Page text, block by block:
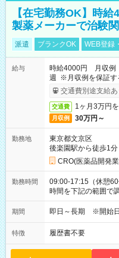
【在宅勤務OK】時
製薬メーカーで治験
派遣 ブランクOK WEB登録
給与
時給4000円 月収例
週 ※月収例を保証す
ービス利用可（利用
交通費別途支給あ
交通費 1ヶ月3万円
月収例 30万円～
勤務地
東京都文京区
後楽園駅から徒歩1分
CRO(医薬品開発
勤務時間
09:00-17:15（休憩
時間を下記の範囲で
間 09:00～10:00
05:00～07:15
期間 即日～長期 ※開始
特徴 履歴書不要